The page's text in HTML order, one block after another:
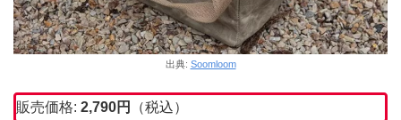
出典: Soomloom
販売価格: 2,790円 （税込）